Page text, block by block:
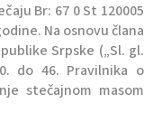
Br: 67 0 St 120005
Na osnovu člana
Srpske („Sl. gl.
do 46. Pravilnika o
stečajnom masom